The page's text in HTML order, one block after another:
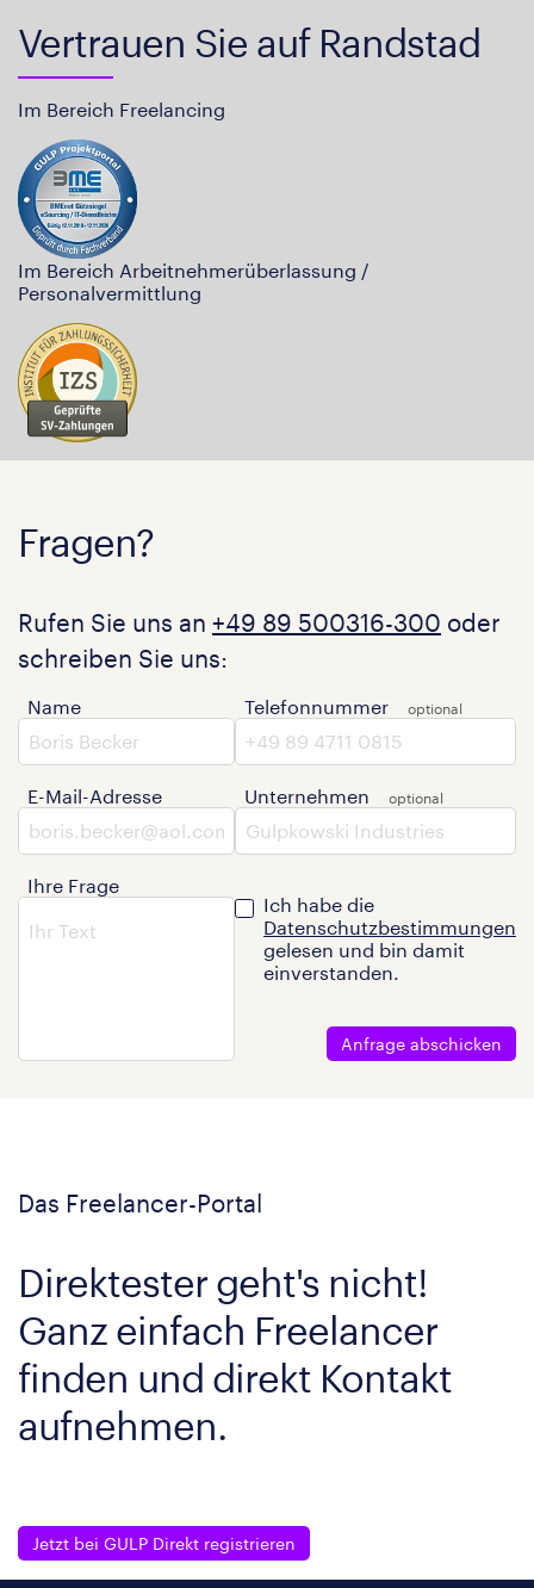
Vertrauen Sie auf Randstad
Im Bereich Freelancing
Im Bereich Arbeitnehmerüberlassung /
Personalvermittlung
Fragen?
Rufen Sie uns an +49 89 500316-300 oder
schreiben Sie uns:
Name
E-Mail-Adresse
Ihre Frage
Telefonnummer
Unternehmen
Ich habe die
Datenschutzbestimmungen
gelesen und bin damit
einverstanden.
Anfrage abschicken
Das Freelancer-Portal
Direktester geht's nicht!
Ganz einfach Freelancer
finden und direkt Kontakt
aufnehmen.
Jetzt bei GULP Direkt registrieren